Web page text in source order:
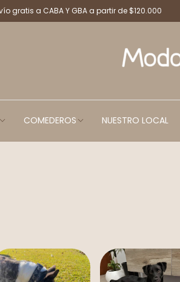
gratis a CABA Y GBA a partir de $120.000
COMEDEROS NUESTRO LOCAL